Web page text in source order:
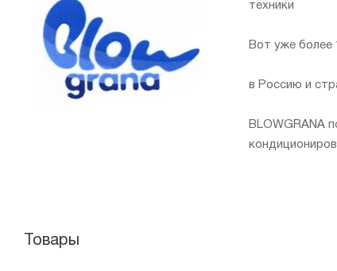
техники
Вот уже более
в Россию и
BLOWGRANA
Товары